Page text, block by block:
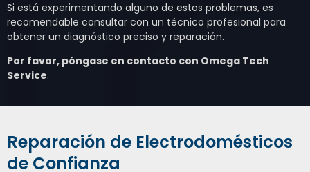
Si está experimentando alguno de estos problemas, es
recomendable consultar con un técnico profesional para
obtener un diagnóstico preciso y reparación.
Por favor, póngase en contacto con Omega Tech
Service.
Reparación de Electro­domés­ticos
de Confianza